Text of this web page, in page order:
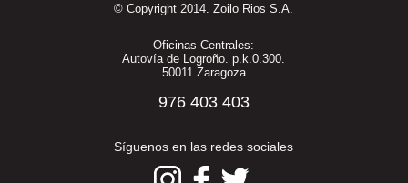
© Copyright 2014. Zoilo Rios S.A.
Oficinas Centrales:
Autovía de Logroño. p.k.0.300.
50011 Zaragoza
976 403 403
Síguenos en las redes sociales